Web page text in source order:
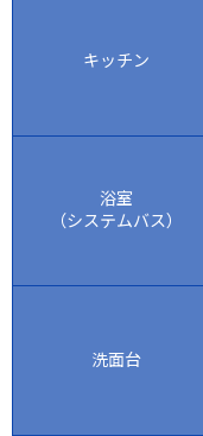
キッチン
浴室
（システムバス）
洗面台